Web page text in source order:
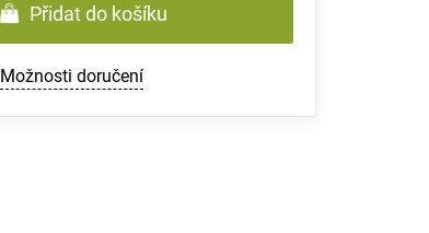
Přidat do košíku
Možnosti doručení